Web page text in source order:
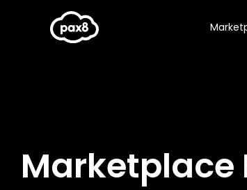
Marketplace